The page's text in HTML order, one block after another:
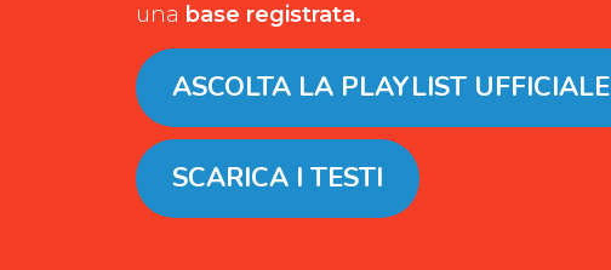
una base registrata.
ASCOLTA LA PLAYLIST UFFICIALE
SCARICA I TESTI